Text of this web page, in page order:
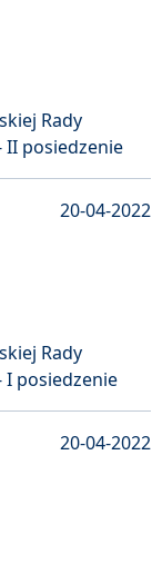
Rady
II posiedzenie
20-04-2022
Rady
I posiedzenie
20-04-2022